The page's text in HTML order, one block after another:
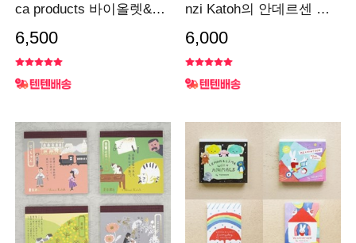
ca products 바이올렛&클
6,500
nzi Katoh의 안데르센 시
6,000